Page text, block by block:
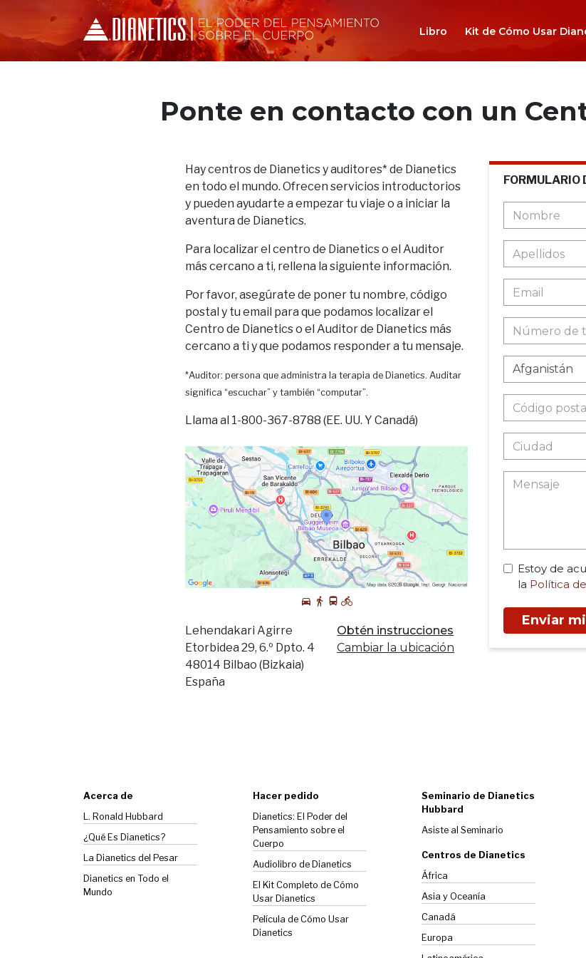
Libro Kit de Cómo Usar
Ponte en contacto con un
Hay centros de Dianetics y auditores* de Dianetics
en todo el mundo. Ofrecen servicios introductorios
y pueden ayudarte a empezar tu viaje o a iniciar la
aventura de Dianetics.
Para localizar el centro de Dianetics o el Auditor
más cercano a ti, rellena la siguiente información.
Por favor, asegúrate de poner tu nombre, código
postal y tu email para que podamos localizar el
Centro de Dianetics o el Auditor de Dianetics más
cercano a ti y que podamos responder a tu mensaje.
*Auditor: persona que administra la terapia de Dianetics. Auditar
significa “escuchar” y también “computar”.
Llama al 1-800-367-8788 (EE. UU. Y Canadá)
Lehendakari Agirre
Etorbidea 29, 6.º Dpto. 4
48014 Bilbao (Bizkaia)
España
Obtén instrucciones
Cambiar la ubicación
FORMULARIO
Estoy de
la Política
Enviar
Acerca de
L. Ronald Hubbard
¿Qué Es Dianetics?
La Dianetics del Pesar
Dianetics en Todo el
Mundo
Hacer pedido
Dianetics: El Poder del
Pensamiento sobre el
Cuerpo
Audiolibro de Dianetics
El Kit Completo de Cómo
Usar Dianetics
Película de Cómo Usar
Dianetics
Seminario de Dianetics
Hubbard
Asiste al Seminario
Centros de Dianetics
África
Asia y Oceanía
Canadá
Europa